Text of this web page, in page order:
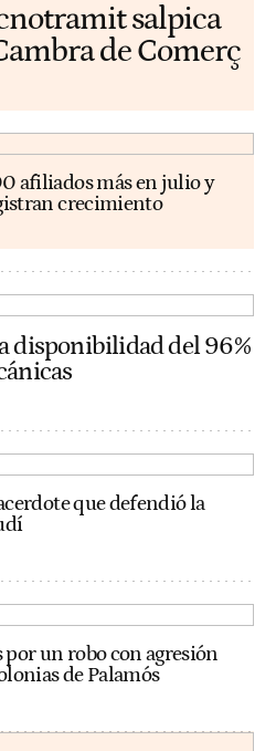
salpica
de Comerç
afiliados más en julio y
crecimiento
disponibilidad del 96%
que defendió la
un robo con agresión
de Palamós